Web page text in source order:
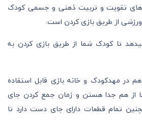
های تقویت و تربیت ذهنی و جسمی کودک
از طریق بازی کردن است.
تا کودک شما از طریق بازی کردن به
در مهدکودک و خانه بازی قابل استفاده
از هم جدا هستن و زمان جمع کردن جای
تمام قطعات دارای جای دست دارد تا